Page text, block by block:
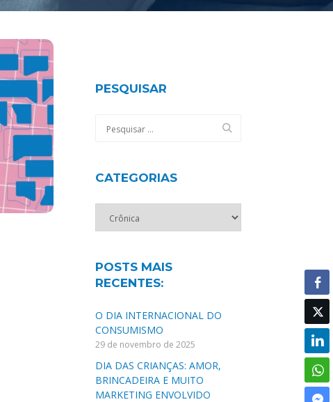
PESQUISAR
CATEGORIAS
POSTS MAIS
RECENTES:
O DIA INTERNACIONAL DO
CONSUMISMO
29 de novembro de 2025
DIA DAS CRIANÇAS: AMOR,
BRINCADEIRA E MUITO
MARKETING ENVOLVIDO